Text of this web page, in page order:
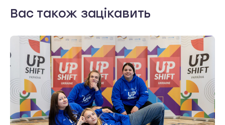
Вас також зацікавить